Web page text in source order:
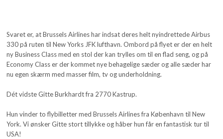
Svaret er, at Brussels Airlines har indsat deres helt nyindrettede Airbus
330 på ruten til New Yorks JFK lufthavn. Ombord på flyet er der en helt
ny Business Class med en stol der kan trylles om til en flad seng, og på
Economy Class er der kommet nye behagelige sæder og alle sæder har
nu egen skærm med masser film, tv og underholdning.
Dét vidste Gitte Burkhardt fra 2770 Kastrup.
Hun vinder to flybilletter med Brussels Airlines fra København til New
York. Vi ønsker Gitte stort tillykke og håber hun får en fantastisk tur til
USA!